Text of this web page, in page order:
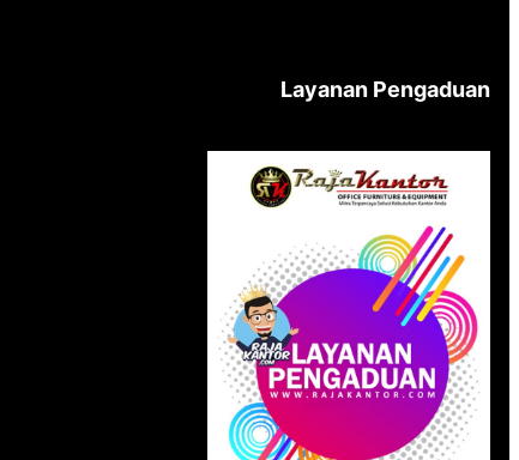
Layanan Pengaduan